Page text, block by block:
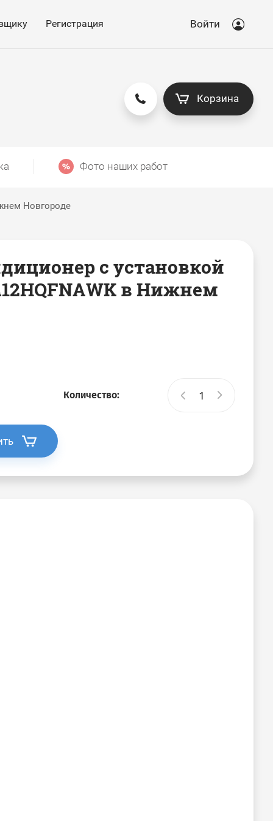
Регистрация Войти
Корзина
Фото наших работ
Новгороде
с установкой
в Нижнем
Количество: